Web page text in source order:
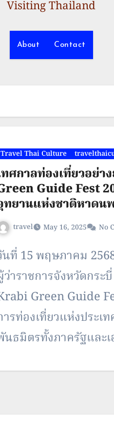
Visiting Thailand
About Contact
Travel Thai Culture
ทศกาลท่องเที่ยวอย่
Guide Fest
ทยานแห่งชาติหาดน
travel May 16, 2025 No
ที่ 15 พฤษภาคม
ว่าราชการจังหวัดกระ
Green Guide
ารท่องเที่ยวแห่งประเ
นธมิตรทั้งภาครัฐและ